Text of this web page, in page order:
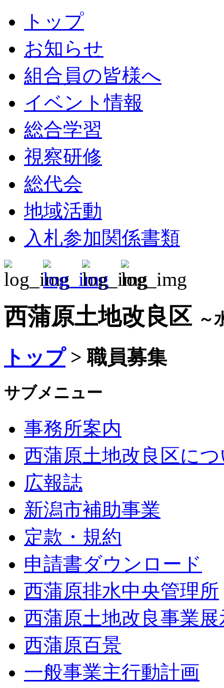
トップ
お知らせ
組合員の皆様へ
イベント情報
総合学習
視察研修
総代会
地域活動
入札参加関係書類
西蒲原土地改良区 ～
トップ> 職員募集
サブメニュー
事務所案内
西蒲原土地改良区に
広報誌
新潟市補助事業
定款・規約
申請書ダウンロード
西蒲原排水中央管理所
西蒲原土地改良事業展
西蒲原百景
一般事業主行動計画